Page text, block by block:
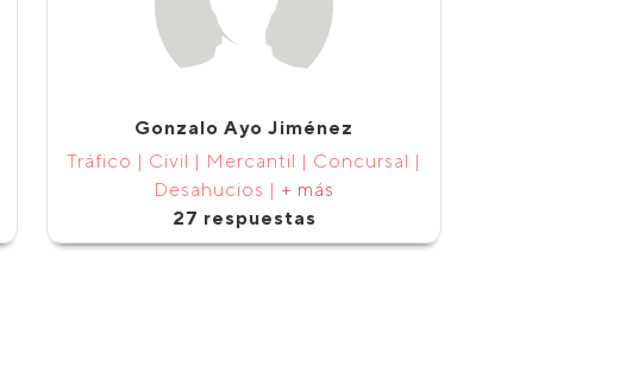
Gonzalo Ayo Jiménez
Tráfico | Civil | Mercantil | Concursal |
Desahucios | + más
27 respuestas